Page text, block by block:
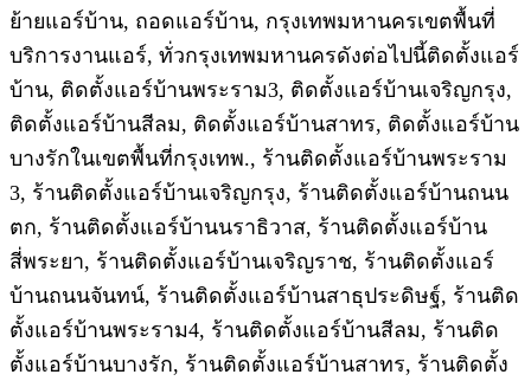
ย้ายแอร์บ้าน, ถอดแอร์บ้าน, กรุงเทพมหานครเขตพื้นที่
บริการงานแอร์, ทั่วกรุงเทพมหานครดังต่อไปนี้ติดตั้งแอร์
บ้าน, ติดตั้งแอร์บ้านพระราม3, ติดตั้งแอร์บ้านเจริญกรุง,
ติดตั้งแอร์บ้านสีลม, ติดตั้งแอร์บ้านสาทร, ติดตั้งแอร์บ้าน
บางรักในเขตพื้นที่กรุงเทพ., ร้านติดตั้งแอร์บ้านพระราม
3, ร้านติดตั้งแอร์บ้านเจริญกรุง, ร้านติดตั้งแอร์บ้านถนน
ตก, ร้านติดตั้งแอร์บ้านนราธิวาส, ร้านติดตั้งแอร์บ้าน
สี่พระยา, ร้านติดตั้งแอร์บ้านเจริญราช, ร้านติดตั้งแอร์
บ้านถนนจันทน์, ร้านติดตั้งแอร์บ้านสาธุประดิษฐ์, ร้านติด
ตั้งแอร์บ้านพระราม4, ร้านติดตั้งแอร์บ้านสีลม, ร้านติด
ตั้งแอร์บ้านบางรัก, ร้านติดตั้งแอร์บ้านสาทร, ร้านติดตั้ง